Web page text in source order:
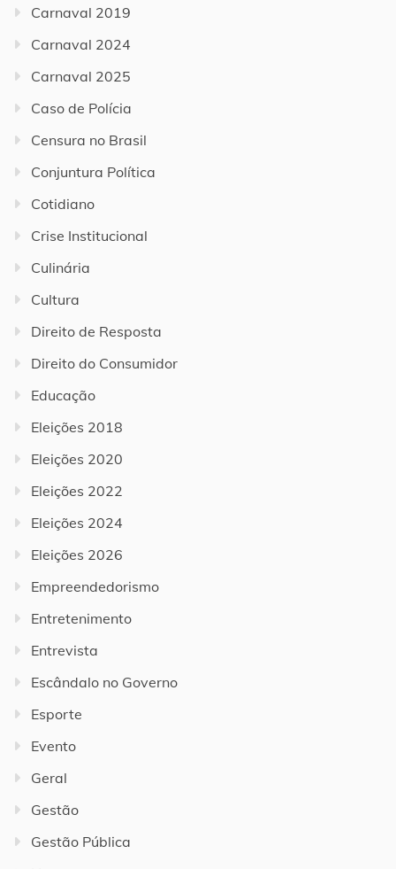
Carnaval 2019
Carnaval 2024
Carnaval 2025
Caso de Polícia
Censura no Brasil
Conjuntura Política
Cotidiano
Crise Institucional
Culinária
Cultura
Direito de Resposta
Direito do Consumidor
Educação
Eleições 2018
Eleições 2020
Eleições 2022
Eleições 2024
Eleições 2026
Empreendedorismo
Entretenimento
Entrevista
Escândalo no Governo
Esporte
Evento
Geral
Gestão
Gestão Pública